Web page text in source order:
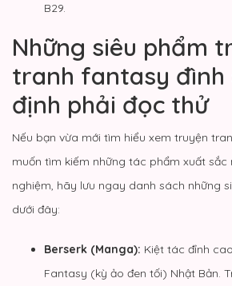
B29.
Những siêu phẩm
tranh fantasy đình
định phải đọc thử
Nếu bạn vừa mới tìm hiểu xem truyện
muốn tìm kiếm những tác phẩm xuất sắc
nghiệm, hãy lưu ngay danh sách những
dưới đây:
Berserk (Manga): Kiệt tác đỉnh
Fantasy (kỳ ảo đen tối) Nhật Bản.